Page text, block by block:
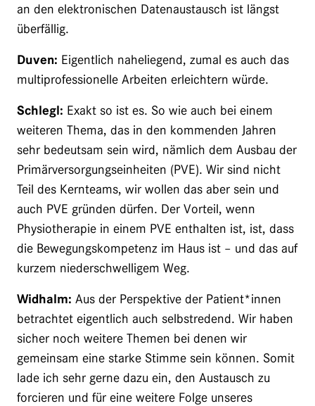
an den elektronischen Datenaustausch ist längst
überfällig.
Duven: Eigentlich naheliegend, zumal es auch das
multiprofessionelle Arbeiten erleichtern würde.
Schlegl: Exakt so ist es. So wie auch bei einem
weiteren Thema, das in den kommenden Jahren
sehr bedeutsam sein wird, nämlich dem Ausbau der
Primärversorgungseinheiten (PVE). Wir sind nicht
Teil des Kernteams, wir wollen das aber sein und
auch PVE gründen dürfen. Der Vorteil, wenn
Physiotherapie in einem PVE enthalten ist, ist, dass
die Bewegungskompetenz im Haus ist – und das auf
kurzem niederschwelligem Weg.
Widhalm: Aus der Perspektive der Patient*innen
betrachtet eigentlich auch selbstredend. Wir haben
sicher noch weitere Themen bei denen wir
gemeinsam eine starke Stimme sein können. Somit
lade ich sehr gerne dazu ein, den Austausch zu
forcieren und für eine weitere Folge unseres